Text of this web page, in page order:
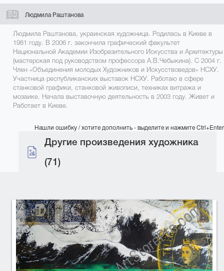
Людмила Раштанова
Людмила Раштанова, украинская художница. Родилась в Киеве в
1981 году. В 2006 г. закончила графический факультет
Национальной Академии Изобразительного Искусства и Архитектуры
(мастерская под руководством профессора А.В.Чебыкина). С 2004 г.
Член «Объединения молодых Художников и Искусствоведов» НСХУ.
Участница республиканских выставок НСХУ. Работаю в сфере
станковой графики, станковой живописи, техниках витража и
мозаике. Начала выставочную деятельность в 2003 году. Живет и
Работает в Киеве.
Нашли ошибку / хотите дополнить - выделите и нажмите Ctrl+Enter
Другие произведения художника
(71)